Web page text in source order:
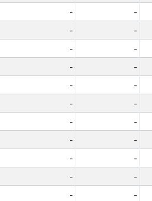
- -
- -
- -
- -
- -
- -
- -
- -
- -
- -
- -